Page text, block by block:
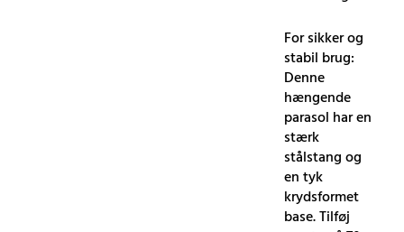
For sikker og
stabil brug:
Denne
hængende
parasol har en
stærk
stålstang og
en tyk
krydsformet
base. Tilføj